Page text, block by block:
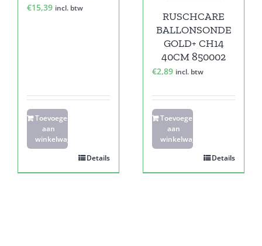
€15,39 incl. btw
Toevoegen
aan
winkelwagen
Details
RUSCHCARE
BALLONSONDE
GOLD+ CH14
40CM 850002
€2,89 incl. btw
Toevoegen
aan
winkelwagen
Details